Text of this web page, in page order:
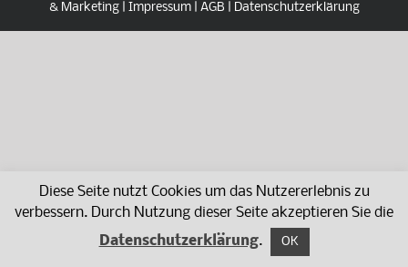
& Marketing | Impressum| AGB | Datenschutzerklärung
Diese Seite nutzt Cookies um das Nutzererlebnis zu
verbessern. Durch Nutzung dieser Seite akzeptieren Sie die
Datenschutzerklärung. OK